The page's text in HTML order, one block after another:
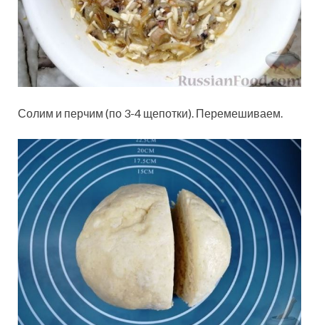
Солим и перчим (по 3-4 щепотки). Перемешиваем.